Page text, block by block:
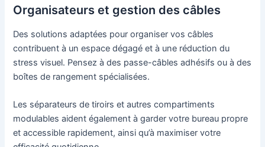
Organisateurs et gestion des câbles
Des solutions adaptées pour organiser vos câbles
contribuent à un espace dégagé et à une réduction du
stress visuel. Pensez à des passe-câbles adhésifs ou à des
boîtes de rangement spécialisées.
Les séparateurs de tiroirs et autres compartiments
modulables aident également à garder votre bureau propre
et accessible rapidement, ainsi qu’à maximiser votre